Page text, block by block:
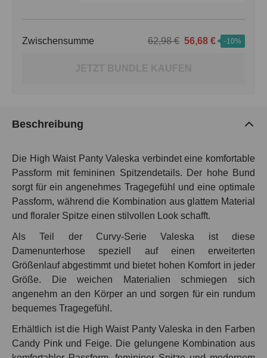
Zwischensumme 62,98 € 56,68 € -10%
JETZT BUNDLE KAUFEN
Beschreibung
Die High Waist Panty Valeska verbindet eine komfortable
Passform mit femininen Spitzendetails. Der hohe Bund
sorgt für ein angenehmes Tragegefühl und eine optimale
Passform, während die Kombination aus glattem Material
und floraler Spitze einen stilvollen Look schafft.
Als Teil der Curvy-Serie Valeska ist diese
Damenunterhose speziell auf einen erweiterten
Größenlauf abgestimmt und bietet hohen Komfort in jeder
Größe. Die weichen Materialien schmiegen sich
angenehm an den Körper an und sorgen für ein rundum
bequemes Tragegefühl.
Erhältlich ist die High Waist Panty Valeska in den Farben
Candy Pink und Feige. Die gelungene Kombination aus